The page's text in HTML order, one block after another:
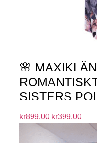
🌸
SISTERS
kr899.00 kr399.00